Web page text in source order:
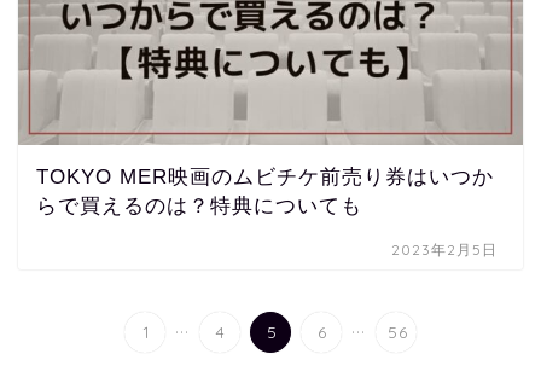
TOKYO MER映画のムビチケ前売り券はいつか
らで買えるのは？特典についても
2023年2月5日
1 ... 4 5 6 ... 56